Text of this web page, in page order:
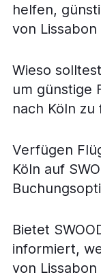
Flüge von Porto
Flüge von Faro
Flüge von Porto
Flüge von
Flüge von
Flüge von Faro
Flüge von
Flüge von Porto
Flüge von
Flüge von
helfen,
von
Wieso
um günstige
nach Köln zu
Verfügen
Köln auf
Bietet
informiert,
von Lissabon